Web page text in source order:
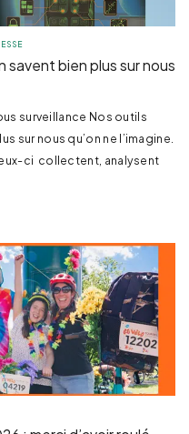
bien plus sur nous
surveillance Nos outils
sur nous qu’on ne l’imagine.
ci collectent, analysent